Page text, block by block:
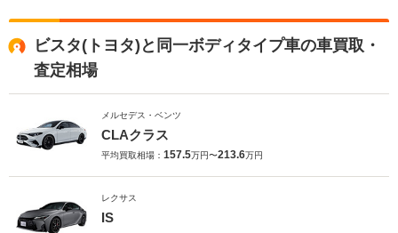
ビスタ(トヨタ)と同一ボディタイプ車の車買取・
査定相場
メルセデス・ベンツ
CLAクラス
平均買取相場： 157.5万円〜213.6万円
レクサス
IS